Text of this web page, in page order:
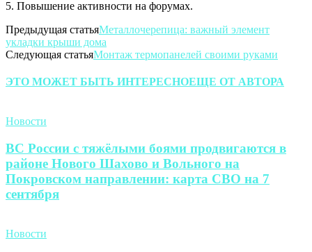
5. Повышение активности на форумах.
Предыдущая статьяМеталлочерепица: важный элемент
укладки крыши дома
Следующая статьяМонтаж термопанелей своими руками
ЭТО МОЖЕТ БЫТЬ ИНТЕРЕСНОЕЩЕ ОТ АВТОРА
Новости
ВС России с тяжёлыми боями продвигаются в
районе Нового Шахово и Вольного на
Покровском направлении: карта СВО на 7
сентября
Новости